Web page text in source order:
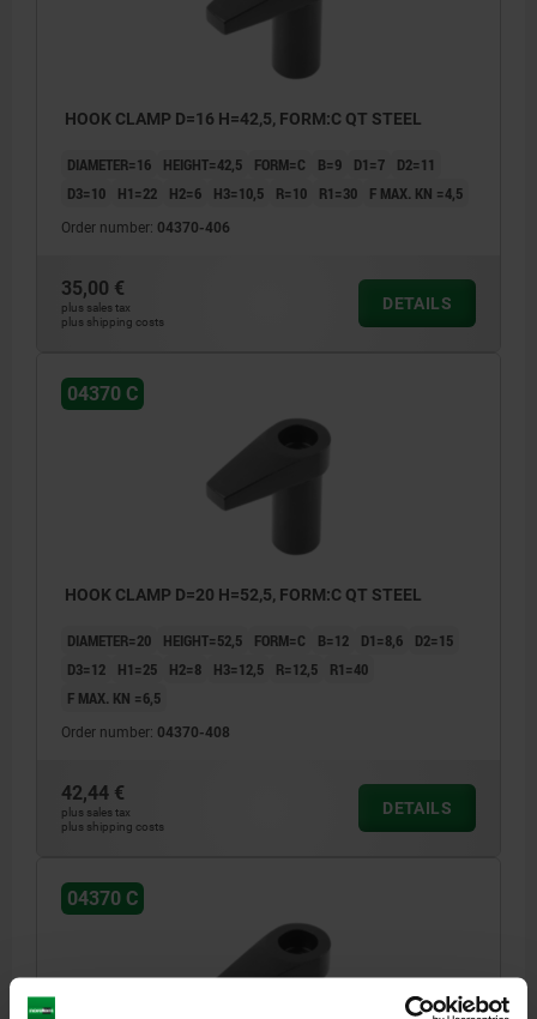
HOOK CLAMP D=16 H=42,5, FORM:C QT STEEL
DIAMETER=16 HEIGHT=42,5 FORM=C B=9 D1=7
D2=11
D3=10
H1=22 H2=6 H3=10,5 R=10 R1=30 F MAX. KN =4,5
Order number: 04370-406
35,00 €
plus sales tax
plus shipping costs
DETAILS
04370 C
HOOK CLAMP D=20 H=52,5, FORM:C QT STEEL
DIAMETER=20 HEIGHT=52,5 FORM=C B=12 D1=8,6
D2=15
D3=12
H1=25 H2=8 H3=12,5 R=12,5
R1=40
F MAX. KN =6,5
Order number: 04370-408
42,44 €
plus sales tax
plus shipping costs
DETAILS
04370 C